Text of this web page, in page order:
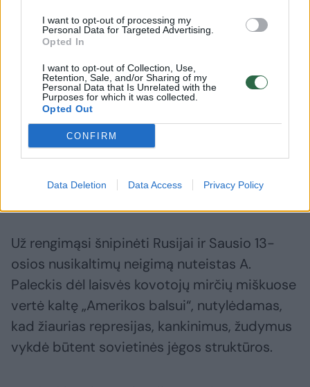
I want to opt-out of processing my
Personal Data for Targeted Advertising.
Opted In
I want to opt-out of Collection, Use,
Retention, Sale, and/or Sharing of my
Personal Data that Is Unrelated with the
Purposes for which it was collected.
Opted Out
CONFIRM
Data Deletion Data Access Privacy Policy
Prorusiškas veikėjas žarstė kaltinimus JAV,
kuri siekė „Susilpninti Tarybų Sąjungą ir
pridaryti jai kuo daugiau problemų“.
Atkartodamas Sovietų Sąjungos ir nūdienos
Rusijos naratyvus, A. Paleckis pateikė
situaciją taip, kad ginkluotas pasipriešinimas
sovietinei okupacijai kilo ne dėl visuomenės
pasiaukojimo ir ryžto ginti savo šalies laisvę,
Už rengimąsi šnipinėti Rusijai ir Sausio 13-
osios nusikaltimų neigimą nuteistas A.
Paleckis dėl laisvės kovotojų mirčių miškuose
vertė kaltę „Amerikos balsui“, nutylėdamas,
kad žiaurias represijas, kankinimus, žudymus
vykdė būtent sovietinės jėgos struktūros.